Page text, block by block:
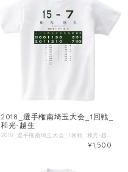
2018_選手権南埼玉大会_1回戦_
和光-越生
¥1,500